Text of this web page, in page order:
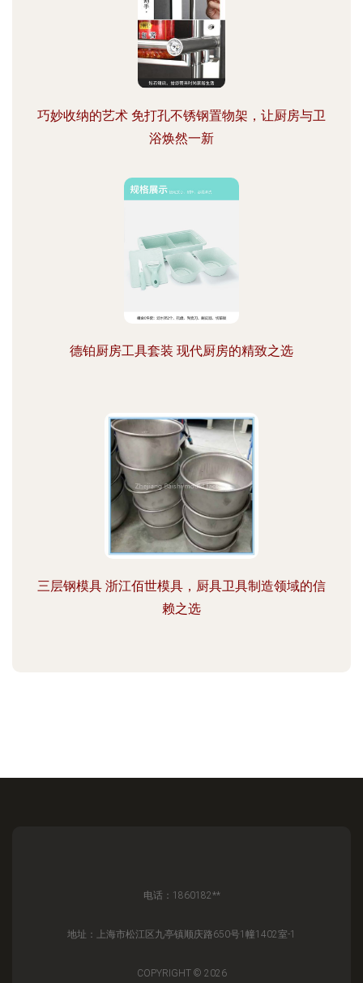
巧妙收纳的艺术 免打孔不锈钢置物架，让厨房与卫
浴焕然一新
德铂厨房工具套装 现代厨房的精致之选
三层钢模具 浙江佰世模具，厨具卫具制造领域的信
赖之选
电话：1860182**
地址：上海市松江区九亭镇顺庆路650号1幢1402室-1
COPYRIGHT © 2026